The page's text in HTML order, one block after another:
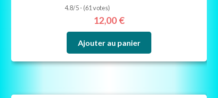
4.8/5 - (61 votes)
12,00 €
Ajouter au panier